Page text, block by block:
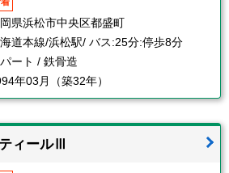
県浜松市中央区都盛町
道本線/浜松駅/ バス:25分:停歩8分
ート / 鉄骨造
年03月（築32年）
ィールⅢ